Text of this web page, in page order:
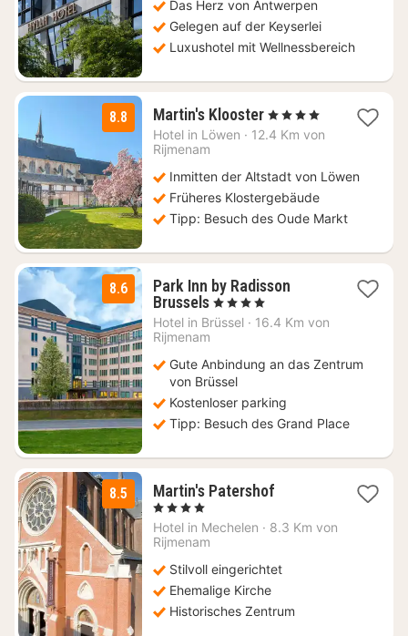
€
Das Herz von Antwerpen
Gelegen auf der Keyserlei
Luxushotel mit Wellnessbereich
8.8 Martin's Klooster1
Nacht
€
, 4 Sterne
Hotel in Löwen · 12.4 Km von
Rijmenam
Inmitten der Altstadt von Löwen
Früheres Klostergebäude
Tipp: Besuch des Oude Markt
8.6
Park Inn by Radisson
Brussels1
Nacht
€
, 4 Sterne
Hotel in Brüssel · 16.4 Km von
Rijmenam
Gute Anbindung an das Zentrum
von Brüssel
Kostenloser parking
Tipp: Besuch des Grand Place
8.5 Martin's Patershof1
ab
, 4 Sterne
Hotel in Mechelen · 8.3 Km von
Rijmenam
Stilvoll eingerichtet
Ehemalige Kirche
Historisches Zentrum